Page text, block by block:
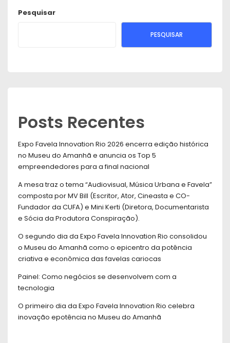
Pesquisar
PESQUISAR
Posts Recentes
Expo Favela Innovation Rio 2026 encerra edição histórica
no Museu do Amanhã e anuncia os Top 5
empreendedores para a final nacional
A mesa traz o tema “Audiovisual, Música Urbana e Favela”
composta por MV Bill (Escritor, Ator, Cineasta e CO-
Fundador da CUFA) e Mini Kerti (Diretora, Documentarista
e Sócia da Produtora Conspiração).
O segundo dia da Expo Favela Innovation Rio consolidou
o Museu do Amanhã como o epicentro da potência
criativa e econômica das favelas cariocas
Painel: Como negócios se desenvolvem com a
tecnologia
O primeiro dia da Expo Favela Innovation Rio celebra
inovação epotência no Museu do Amanhã